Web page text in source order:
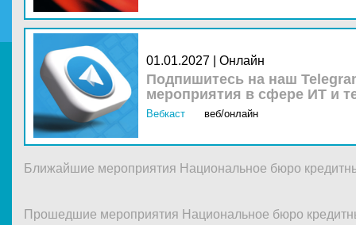
01.01.2027 | Онлайн
Подпишитесь на наш
мероприятия в сфере ИТ и
Вебкаст веб/онлайн
Ближайшие мероприятия Национальное бюро
Прошедшие мероприятия Национальное бюро